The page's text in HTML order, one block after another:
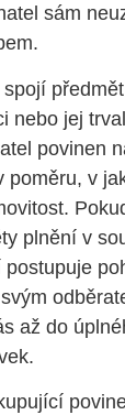
sám
nebo jej
povinen
poměru, v
plnění v
až do